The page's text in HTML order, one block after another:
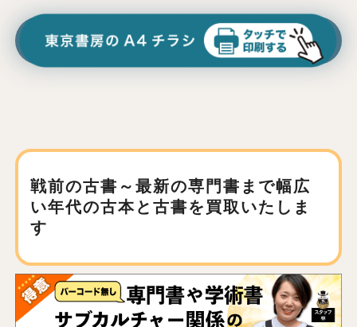
戦前の古書～最新の専門書まで幅広
い年代の古本と古書を買取いたしま
す